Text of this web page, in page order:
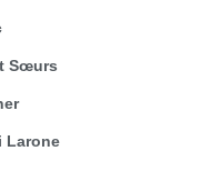
Sœurs
Larone